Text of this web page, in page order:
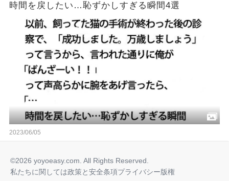
時間を戻したい…恥ずかしすぎる瞬間4選
2023/06/05
©2026 yoyoeasy.com. All Rights Reserved.
私たちに関しては政策と安全条項プライバシー版権